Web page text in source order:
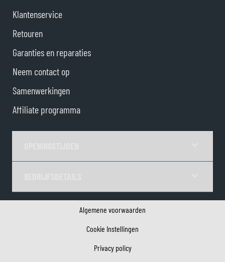
Klantenservice
Retouren
Garanties en reparaties
Neem contact op
Samenwerkingen
Affiliate programma
Algemene voorwaarden
Cookie Instellingen
Privacy policy